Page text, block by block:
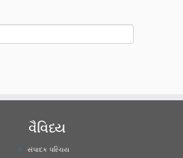
વૈવિધ્ય
સંપાદક પરિચય